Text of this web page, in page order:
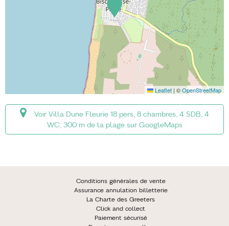
Leaflet | ©OpenStreetMap
Voir Villa Dune Fleurie 18 pers, 8 chambres, 4 SDB, 4
WC, 300 m de la plage sur GoogleMaps
Conditions générales de vente
Assurance annulation billetterie
La Charte des Greeters
Click and collect
Paiement sécurisé